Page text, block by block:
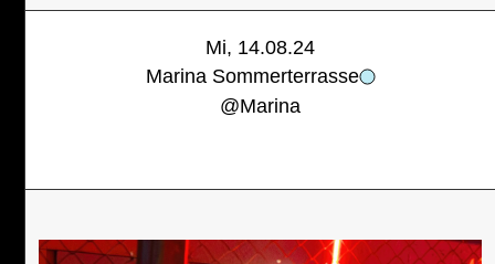
Mi, 14.08.24
Marina Sommerterrasse
@Marina